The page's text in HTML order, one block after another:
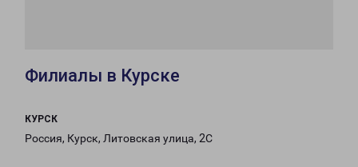
Филиалы в Курске
КУРСК
Россия, Курск, Литовская улица, 2С